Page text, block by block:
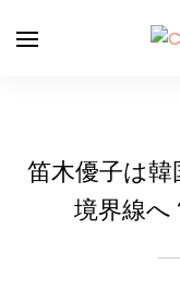
笛木優子は
境界線へ